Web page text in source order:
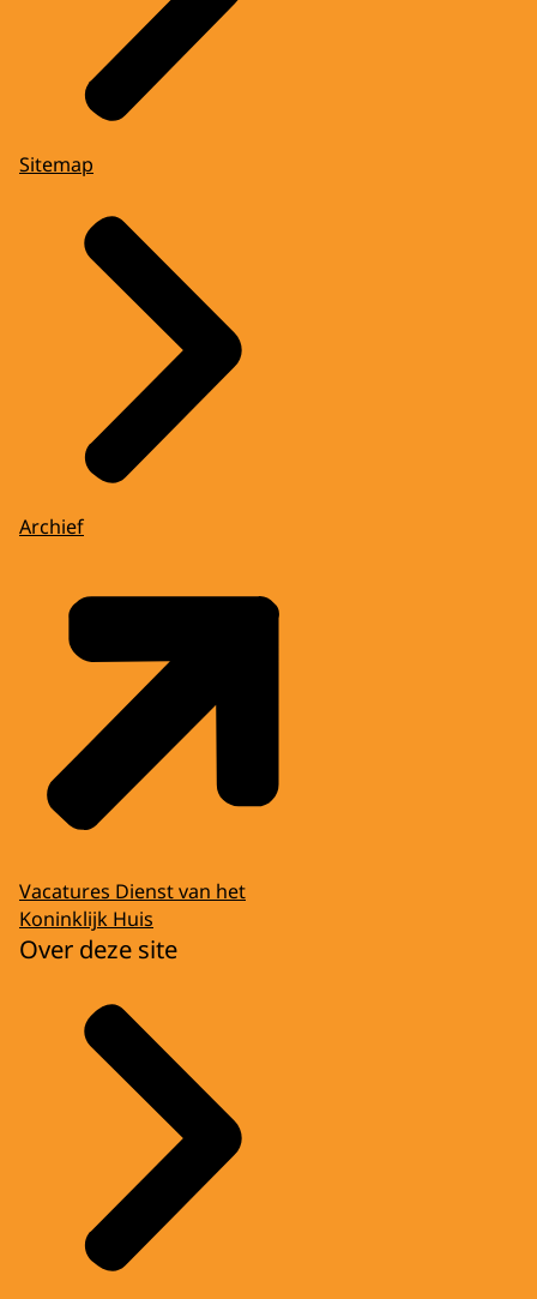
Sitemap
Archief
Vacatures Dienst van het
Koninklijk Huis
Over deze site